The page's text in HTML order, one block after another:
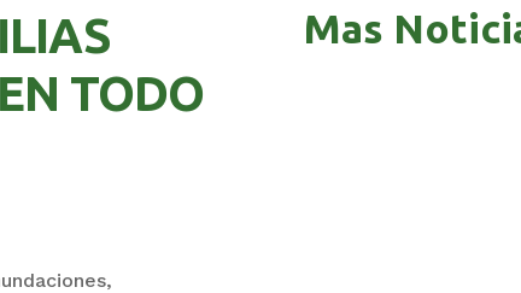
TODO
Mas